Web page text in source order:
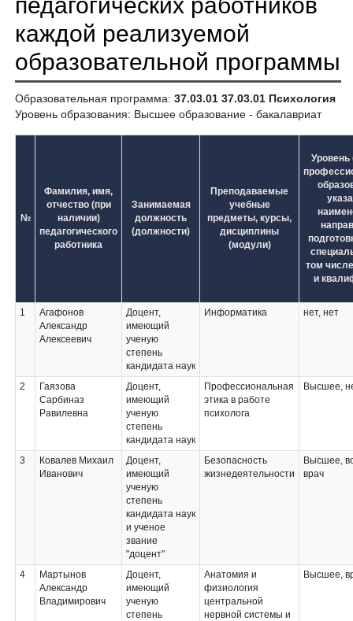
каждой реализуемой
образовательной программы
Образовательная программа: 37.03.01 37.03.01 Психология
Уровень образования: Высшее образование - бакалавриат
№
Фамилия, имя,
отчество (при
наличии)
педагогического
работника
Занимаемая
должность
(должности)
Преподаваемые
учебные
предметы, курсы,
дисциплины
(модули)
Уровень
том
и
1
Агафонов
Александр
Алексеевич
Доцент,
имеющий
ученую
степень
кандидата наук
Информатика нет, нет
2
Гаязова
Сарбиназ
Равилевна
Доцент,
имеющий
ученую
степень
кандидата наук
Профессиональная
этика в работе
психолога
Высшее,
3
Ковалев Михаил
Иванович
Доцент,
имеющий
ученую
степень
кандидата наук
и ученое
звание
"доцент"
Безопасность
жизнедеятельности
Высшее,
врач
4
Мартынов
Александр
Владимирович
Доцент,
имеющий
ученую
степень
Анатомия и
физиология
центральной
нервной системы и
Высшее,